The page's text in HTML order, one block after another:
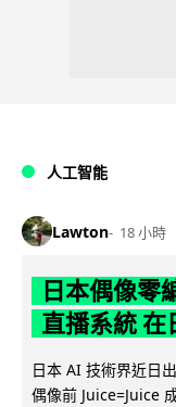
人工智能
Lawton 18 小時
日本偶像零
直播系統 在
日本 AI 技術界近日
偶像前 Juice=Juice